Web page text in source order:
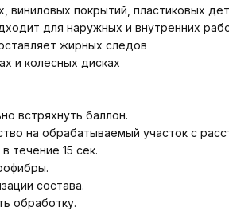
виниловых покрытий, пластиковых
для наружных и внутренних
жирных следов
и колесных дисках
встряхнуть баллон.
на обрабатываемый участок с
течение 15 сек.
состава.
обработку.